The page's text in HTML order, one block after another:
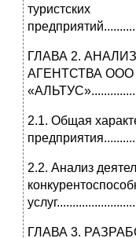
туристских
ГЛАВА 2.
АГЕНТСТВА ООО
2.1. Общая
2.2. Анализ
ГЛАВА 3.